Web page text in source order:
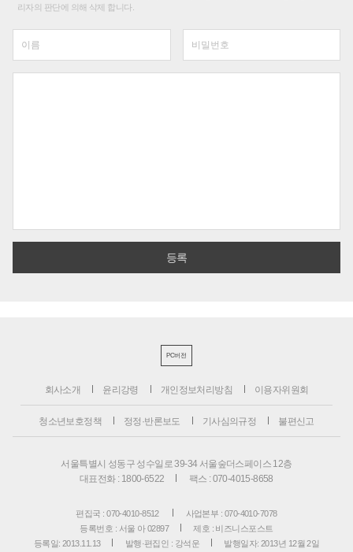
리자의 판단에 의해 삭제 합니다.
PC버전
회사소개 윤리강령 개인정보처리방침 이용자위원회
청소년보호정책 정정·반론보도 기사심의규정 불편신고
서울특별시 성동구 성수일로 39-34 서울숲더스페이스 12층
대표전화 : 1800-6522
팩스 : 070-4015-8658
편집국 : 070-4010-8512
사업본부 : 070-4010-7078
등록번호 : 서울 아 02897
제호 : 비즈니스포스트
등록일: 2013.11.13
발행·편집인 : 강석운 발행일자: 2013년 12월 2일